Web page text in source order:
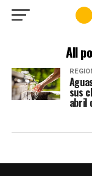
All
sus
abril